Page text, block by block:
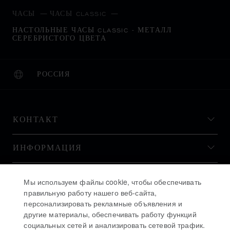
ЧАСЫ ЧАСЫ CLASSIC
НАСТОЛЬНЫЕ ЧАСЫ CLASSIC - МЕТАЛЛ
СЕРЕБРИСТОГО ЦВЕТА
РОССИЯ
ЛОКАЛИЗАЦИЯ (ИЗМЕНИТЬ СТРАНУ)
ИЗМЕНИТЬ СТРАНУ
КОНТАКТ
ИНФОРМАЦИЯ
ОСТАВАЙТЕСЬ В КУРСЕ
Мы используем файлы cookie, чтобы обеспечивать
правильную работу нашего веб-сайта,
персонализировать рекламные объявления и
другие материалы, обеспечивать работу функций
социальных сетей и анализировать сетевой трафик.